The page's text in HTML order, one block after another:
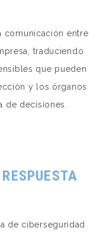
comunicación entre
traduciendo
que pueden
y los órganos
de decisiones.
de ciberseguridad